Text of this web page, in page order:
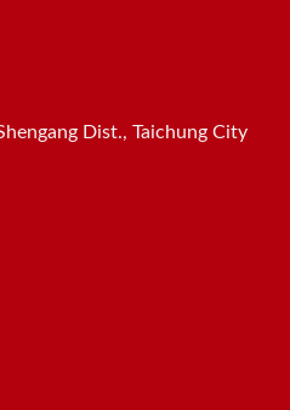
Dist., Taichung City